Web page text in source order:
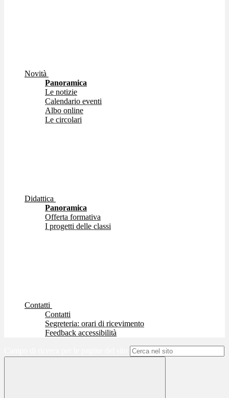
Novità
Panoramica
Le notizie
Calendario eventi
Albo online
Le circolari
Didattica
Panoramica
Offerta formativa
I progetti delle classi
Contatti
Contatti
Segreteria: orari di ricevimento
Feedback accessibilità